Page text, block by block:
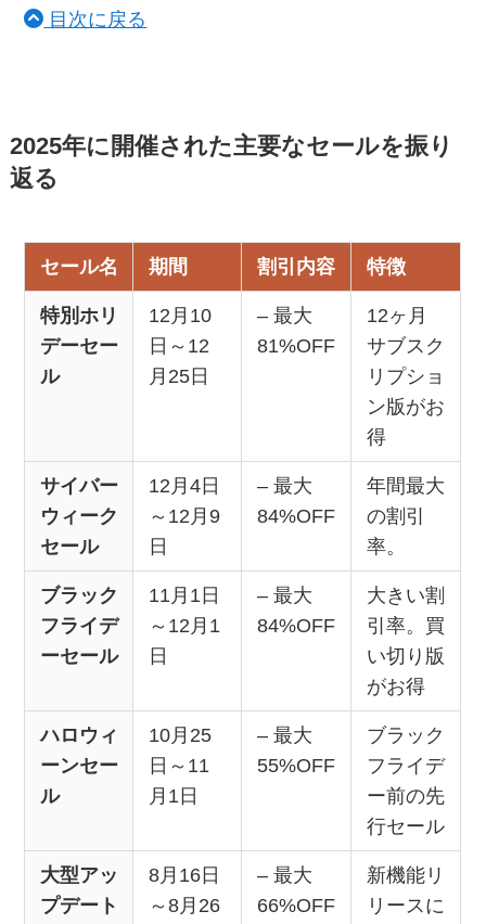
目次に戻る
2025年に開催された主要なセールを振り
返る
セール名 期間 割引内容 特徴
特別ホリ
デーセー
ル
12月10
日～12
月25日
– 最大
81%OFF
12ヶ月
サブスク
リプショ
ン版がお
得
サイバー
ウィーク
セール
12月4日
～12月9
日
– 最大
84%OFF
年間最大
の割引
率。
ブラック
フライデ
ーセール
11月1日
～12月1
日
– 最大
84%OFF
大きい割
引率。買
い切り版
がお得
ハロウィ
ーンセー
ル
10月25
日～11
月1日
– 最大
55%OFF
ブラック
フライデ
ー前の先
行セール
大型アッ
プデート
8月16日
～8月26
– 最大
66%OFF
新機能リ
リースに